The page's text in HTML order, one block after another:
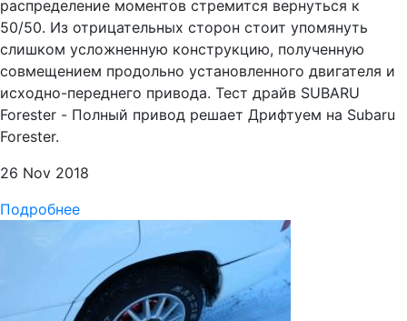
распределение моментов стремится вернуться к
50/50. Из отрицательных сторон стоит упомянуть
слишком усложненную конструкцию, полученную
совмещением продольно установленного двигателя и
исходно-переднего привода. Тест драйв SUBARU
Forester - Полный привод решает Дрифтуем на Subaru
Forester.
26 Nov 2018
Подробнее